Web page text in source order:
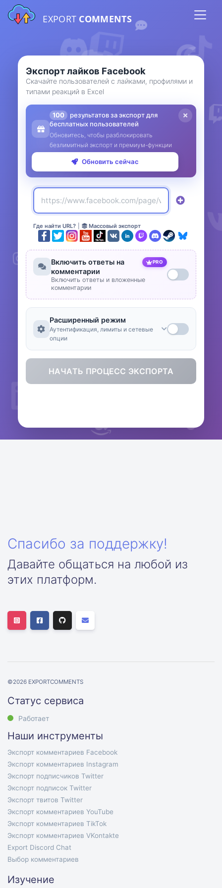
EXPORT COMMENTS
Экспорт лайков Facebook
Скачайте пользователей с лайками, профилями и
типами реакций в Excel
100
результатов за экспорт для
бесплатных пользователей
Обновитесь, чтобы разблокировать
безлимитный экспорт и премиум-функции
Обновить сейчас
Где найти URL? Массовый экспорт
Включить ответы на
комментарии
PRO
Включить ответы и вложенные
комментарии
Расширенный режим
Аутентификация, лимиты и сетевые
опции
НАЧАТЬ ПРОЦЕСС ЭКСПОРТА
Спасибо за поддержку!
Давайте общаться на любой из
этих платформ.
©2026 EXPORTCOMMENTS
Статус сервиса
Работает
Наши инструменты
Экспорт комментариев Facebook
Экспорт комментариев Instagram
Экспорт подписчиков Twitter
Экспорт подписок Twitter
Экспорт твитов Twitter
Экспорт комментариев YouTube
Экспорт комментариев TikTok
Экспорт комментариев VKontakte
Export Discord Chat
Выбор комментариев
Изучение